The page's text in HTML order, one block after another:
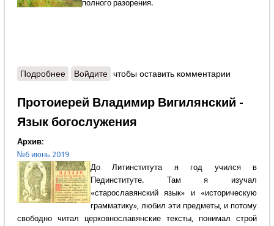
полного разорения.
Подробнеео Анатолий Грешневиков - «С Иваном
дружба…»
Войдите чтобы оставить комментарии
Протоиерей Владимир Вигилянский -
Язык богослужения
Архив:
№6 июнь 2019
До Литинститута я год учился в
Пединституте. Там я изучал
«старославянский язык» и «историческую
грамматику», любил эти предметы, и потому
свободно читал церковнославянские тексты, понимал строй